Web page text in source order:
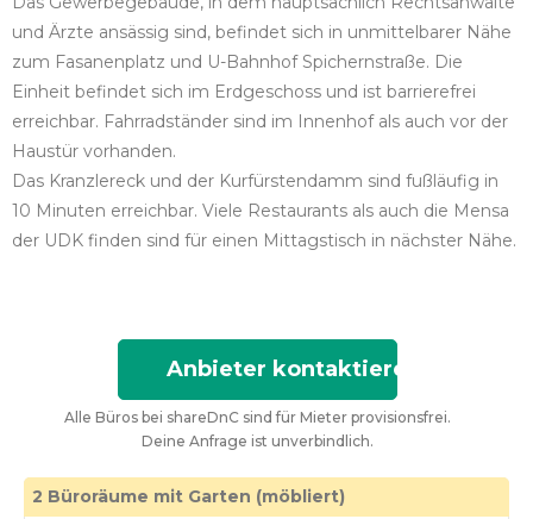
und Ärzte ansässig sind, befindet sich in unmittelbarer Nähe
zum Fasanenplatz und U-Bahnhof Spichernstraße. Die
Einheit befindet sich im Erdgeschoss und ist barrierefrei
erreichbar. Fahrradständer sind im Innenhof als auch vor der
Haustür vorhanden.
Das Kranzlereck und der Kurfürstendamm sind fußläufig in
10 Minuten erreichbar. Viele Restaurants als auch die Mensa
der UDK finden sind für einen Mittagstisch in nächster Nähe.
Anbieter kontaktieren
Alle Büros bei shareDnC sind für Mieter provisionsfrei.
Deine Anfrage ist unverbindlich.
2 Büroräume mit Garten (möbliert)